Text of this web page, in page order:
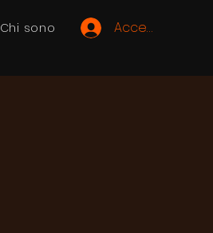
Chi sono Accedi